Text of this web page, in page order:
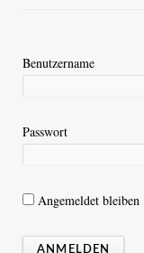
Benutzername
Passwort
Angemeldet bleiben